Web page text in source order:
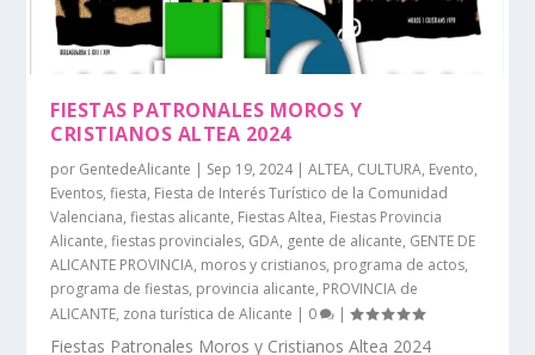
FIESTAS PATRONALES MOROS Y
CRISTIANOS ALTEA 2024
por GentedeAlicante | Sep 19, 2024|ALTEA, CULTURA, Evento,
Eventos,fiesta, Fiesta de Interés Turístico de la Comunidad
Valenciana,fiestas alicante, Fiestas Altea, Fiestas Provincia
Alicante,fiestas provinciales, GDA, gente de alicante, GENTE DE
ALICANTE PROVINCIA, moros y cristianos, programa de actos,
programa de fiestas, provincia alicante, PROVINCIA de
ALICANTE, zona turística de Alicante | 0 |
Fiestas Patronales Moros y Cristianos Altea 2024